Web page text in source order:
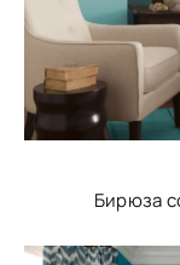
Бирюза